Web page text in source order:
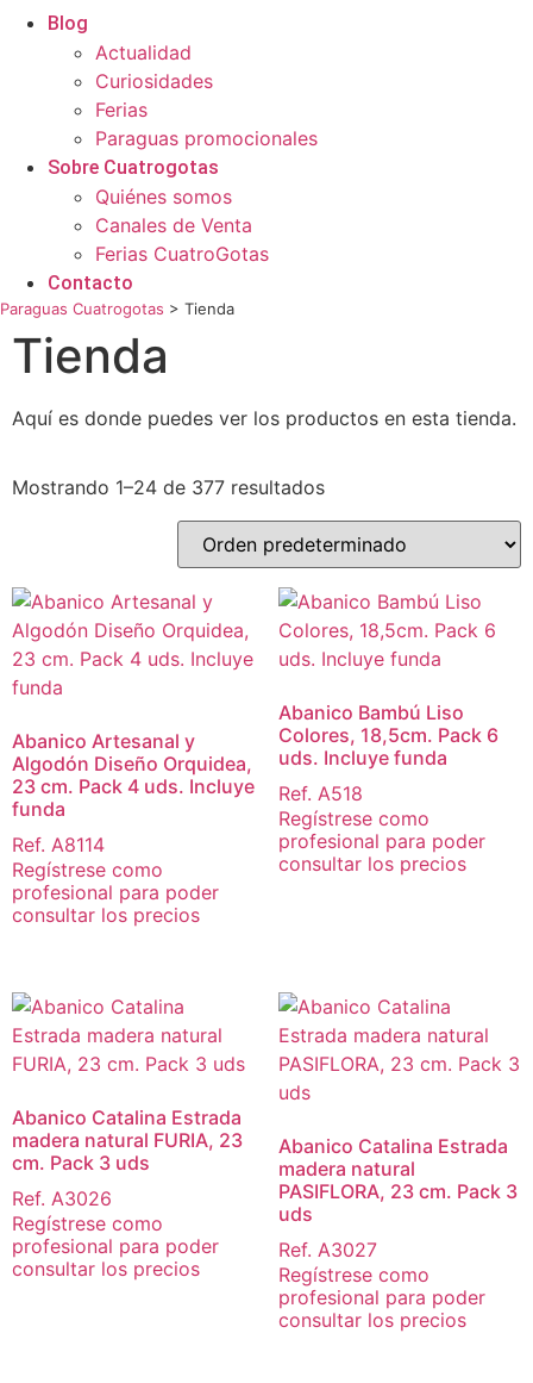
Blog
Actualidad
Curiosidades
Ferias
Paraguas promocionales
Sobre Cuatrogotas
Quiénes somos
Canales de Venta
Ferias CuatroGotas
Contacto
Paraguas Cuatrogotas > Tienda
Tienda
Aquí es donde puedes ver los productos en esta tienda.
Mostrando 1–24 de 377 resultados
Abanico Artesanal y
Algodón Diseño Orquidea,
23 cm. Pack 4 uds. Incluye
funda
Ref. A8114
Regístrese como
profesional para poder
consultar los precios
Abanico Bambú Liso
Colores, 18,5cm. Pack 6
uds. Incluye funda
Ref. A518
Regístrese como
profesional para poder
consultar los precios
Abanico Catalina Estrada
madera natural FURIA, 23
cm. Pack 3 uds
Ref. A3026
Regístrese como
profesional para poder
consultar los precios
Abanico Catalina Estrada
madera natural
PASIFLORA, 23 cm. Pack 3
uds
Ref. A3027
Regístrese como
profesional para poder
consultar los precios